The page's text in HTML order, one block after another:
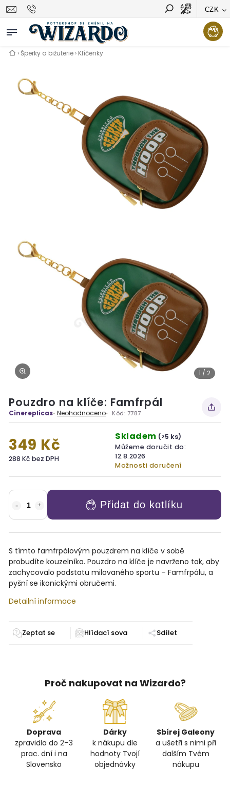
CZK
Vyhledávání Hledat
›Šperky a bižuterie › Klíčenky
1 / 2
Pouzdro na klíče: Famfrpál
Cinereplicas Neohodnoceno Kód: 7787
349 Kč
288 Kč bez DPH
Skladem (>5 ks)
Můžeme doručit do:
12.8.2026
Možnosti doručení
Přidat do kotlíku
S tímto famfrpálovým pouzdrem na klíče v sobě
probudíte kouzelníka. Pouzdro na klíče je navrženo tak, aby
zachycovalo podstatu milovaného sportu – Famfrpálu, a
pyšní se ikonickými obručemi.
Detailní informace
Zeptat se Sdílet
Proč nakupovat na Wizardo?
Doprava
zpravidla do 2–3
prac. dní i na
Slovensko
Dárky
k nákupu dle
hodnoty Tvojí
objednávky
Sbírej Galeony
a ušetři s nimi při
dalším Tvém
nákupu